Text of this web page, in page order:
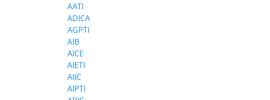
AATI
ADICA
AGPTI
AIB
AICE
AIETI
AIIC
AIPTI